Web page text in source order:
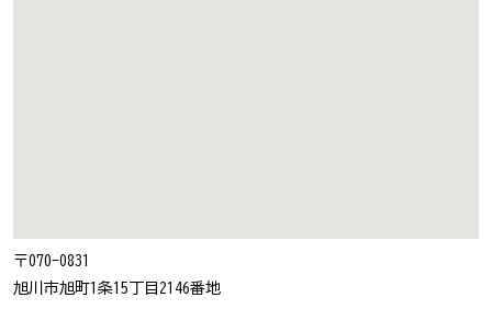
〒070-0831
旭川市旭町1条15丁目2146番地